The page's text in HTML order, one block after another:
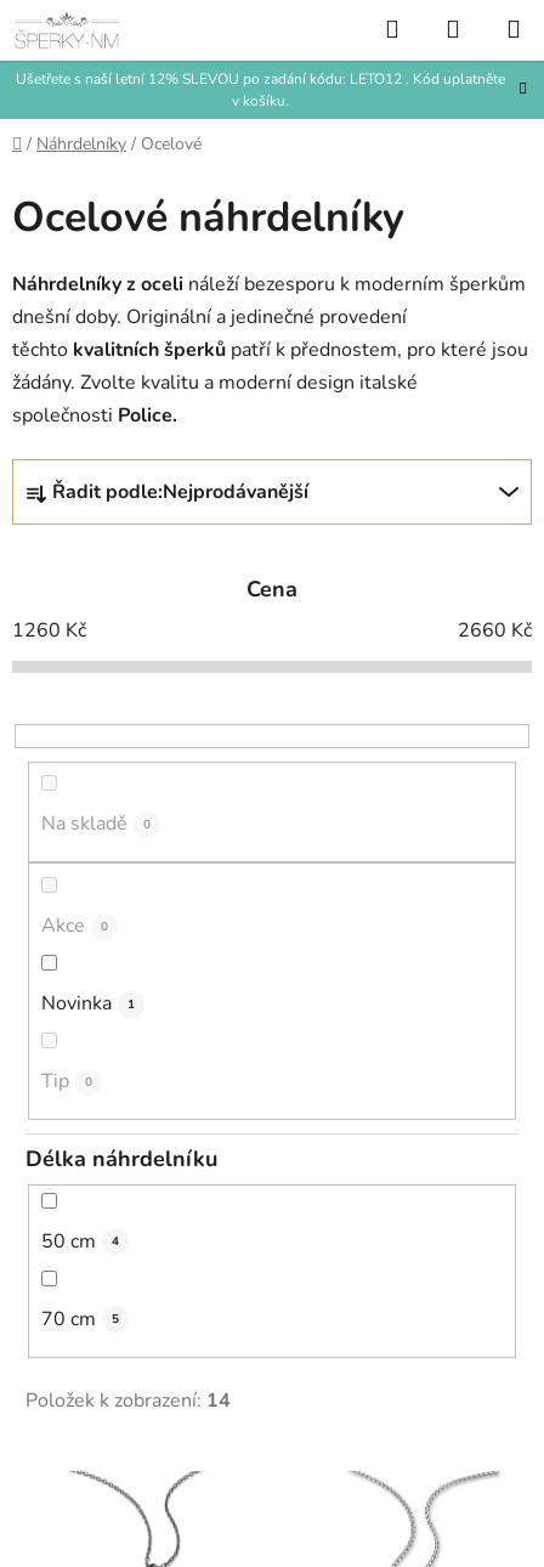
na
obsah
Ušetřete s naší letní 12% SLEVOU po zadání kódu: LETO12 . Kód uplatněte
v košíku.
Hledat
KOŠÍK
Domů
/ Náhrdelníky / Ocelové
Ocelové náhrdelníky
Náhrdelníky z oceli náleží bezesporu k moderním šperkům
dnešní doby. Originální a jedinečné provedení
těchto kvalitních šperků patří k přednostem, pro které jsou
žádány. Zvolte kvalitu a moderní design italské
společnosti Police.
z
í
p
o
d
Řadit podle:Nejprodávanější
Cena
1260 Kč 2660 Kč
Na skladě 0
Akce 0
Novinka 1
Tip 0
Délka náhrdelníku
50 cm 4
70 cm 5
Položek k zobrazení: 14